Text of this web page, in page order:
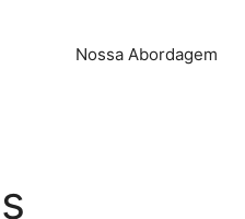
Nossa Abordagem